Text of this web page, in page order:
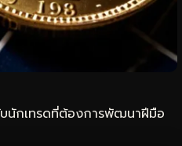
บนักเทรดที่ต้องการพัฒนาฝีมือ